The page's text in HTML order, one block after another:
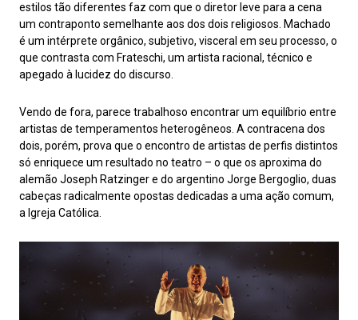
estilos tão diferentes faz com que o diretor leve para a cena
um contraponto semelhante aos dos dois religiosos. Machado
é um intérprete orgânico, subjetivo, visceral em seu processo, o
que contrasta com Frateschi, um artista racional, técnico e
apegado à lucidez do discurso.
Vendo de fora, parece trabalhoso encontrar um equilíbrio entre
artistas de temperamentos heterogêneos. A contracena dos
dois, porém, prova que o encontro de artistas de perfis distintos
só enriquece um resultado no teatro – o que os aproxima do
alemão Joseph Ratzinger e do argentino Jorge Bergoglio, duas
cabeças radicalmente opostas dedicadas a uma ação comum,
a Igreja Católica.